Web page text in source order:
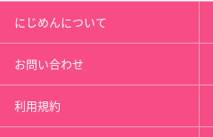
にじめんについて
お問い合わせ
利用規約